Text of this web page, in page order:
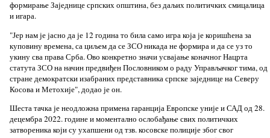
формирање Заједнице српских општина, без даљих политичких смицалица
и игара.
"Јер нам је јасно да је 12 година то била само игра која је коришћена за
куповину времена, са циљем да се ЗСО никада не формира и да се уз то
укину сва права Срба. Ово конкретно значи усвајање коначног Нацрта
статута ЗСО на начин предвиђен Пословником о раду Управљачког тима, од
стране демократски изабраних представника српске заједнице на Северу
Косова и Метохије", додао је он.
Шеста тачка је неодложна примена гаранција Европске уније и САД од 28.
децембра 2022. године и моментално ослобађање свих политичких
затвореника који су ухапшени од тзв. косовске полиције због свог